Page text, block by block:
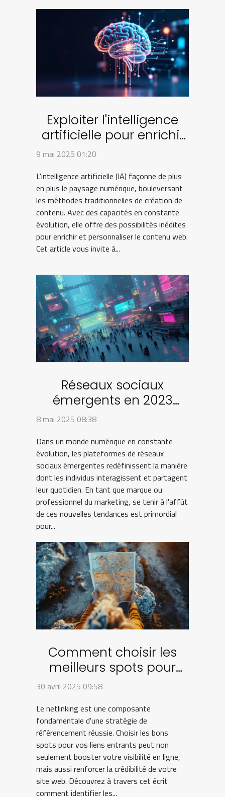
Exploiter l'intelligence
artificielle pour enrichir
le contenu web
9 mai 2025 01:20
L'intelligence artificielle (IA) façonne de plus
en plus le paysage numérique, bouleversant
les méthodes traditionnelles de création de
contenu. Avec des capacités en constante
évolution, elle offre des possibilités inédites
pour enrichir et personnaliser le contenu web.
Cet article vous invite à...
Réseaux sociaux
émergents en 2023
plateformes à surveiller
avant-gardiste
8 mai 2025 08:38
Dans un monde numérique en constante
évolution, les plateformes de réseaux
sociaux émergentes redéfinissent la manière
dont les individus interagissent et partagent
leur quotidien. En tant que marque ou
professionnel du marketing, se tenir à l'affût
de ces nouvelles tendances est primordial
pour...
Comment choisir les
meilleurs spots pour
votre stratégie de
30 avril 2025 09:58
Le netlinking est une composante
fondamentale d'une stratégie de
référencement réussie. Choisir les bons
spots pour vos liens entrants peut non
seulement booster votre visibilité en ligne,
mais aussi renforcer la crédibilité de votre
site web. Découvrez à travers cet écrit
comment identifier les...